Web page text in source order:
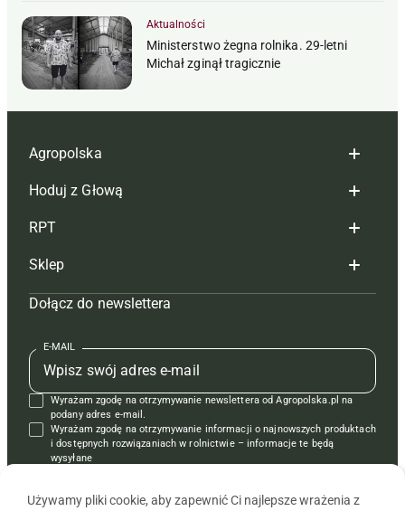
Aktualności
Ministerstwo żegna rolnika. 29-letni
Michał zginął tragicznie
Agropolska
Redakcja
Reklama
Tagi
Mapa serwisu
Kontakt
Regulamin
Polityka prywatności
Hoduj z Głową
Hoduj z głową bydło
Hoduj z głową świnie
Prenumerata
Redakcja
Kontakt
Reklama
RPT
Redakcja
Prenumerata
Reklama
Kontakt
Krzyżówki
Sklep
Czasopisma i prenumerata
Książki
Regulamin
Dołącz do newslettera
E-MAIL
Wyrażam zgodę na otrzymywanie newslettera od Agropolska.pl na
podany adres e-mail.
Wyrażam zgodę na otrzymywanie informacji o najnowszych produktach
i dostępnych rozwiązaniach w rolnictwie – informacje te będą
wysyłane
Używamy pliki cookie, aby zapewnić Ci najlepsze wrażenia z